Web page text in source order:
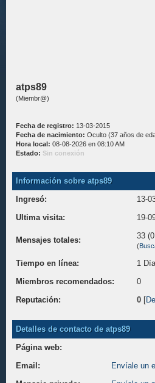
atps89
(Miembr@)
Fecha de registro: 13-03-2015
Fecha de nacimiento: Oculto (37 años de
Hora local: 08-08-2026 en 08:10 AM
Estado: Sin conexión
Información sobre atps89
Ingresó:
13-
Ultima visita:
19-
Mensajes totales: 33
(
Tiempo en línea:
1
Miembros recomendados:
0
Reputación:
0 [
Detalles de contacto de atps89
Página web:
Email:
Envíale un